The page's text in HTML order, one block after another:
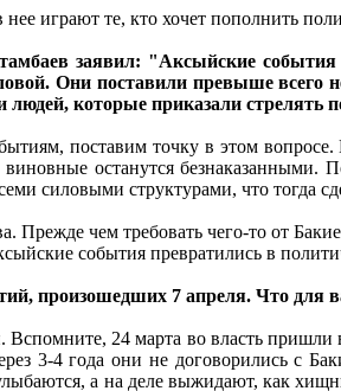
играют те, кто хочет пополнить
заявил: "Аксыйские
Они поставили превыше всего
которые приказали стрелять
поставим точку в этом вопросе.
виновные останутся
силовыми структурами, что тогда
Прежде чем требовать чего-то от
события превратились в
произошедших 7 апреля. Что для
24 марта во власть пришли
3-4 года они не договорились с
а на деле выжидают, как